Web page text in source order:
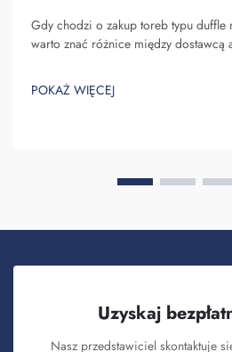
Gdy chodzi o zakup toreb typu duffle
warto znać różnice między dostawcą
wytwarzają. Fuzhou Saipulang
chcących q...
POKAŻ WIĘCEJ
Uzyskaj
Nasz przedstawiciel skontaktuje